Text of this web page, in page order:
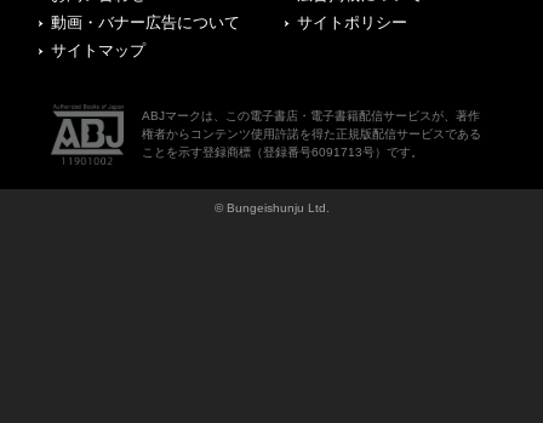
動画・バナー広告について
サイトポリシー
サイトマップ
ABJマークは、この電子書店・電子書籍配信サービスが、著作
権者からコンテンツ使用許諾を得た正規版配信サービスである
ことを示す登録商標（登録番号6091713号）です。
© Bungeishunju Ltd.